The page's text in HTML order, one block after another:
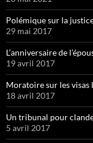
Polémique sur la
29 mai 2017
L’anniversaire de
19 avril 2017
Moratoire sur les visas
18 avril 2017
Un tribunal pour
5 avril 2017